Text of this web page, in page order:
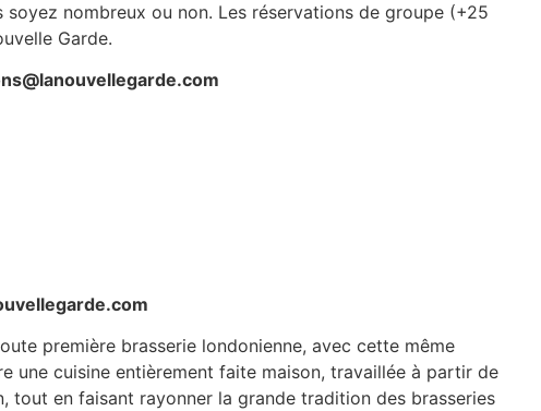
nombreux ou non. Les réservations de groupe (+25
Garde.
première brasserie londonienne, avec cette même
une cuisine entièrement faite maison, travaillée à partir de
tout en faisant rayonner la grande tradition des brasseries